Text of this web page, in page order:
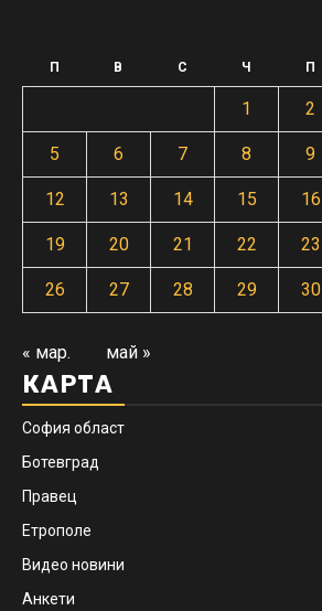
П В С Ч П
1 2
5 6 7 8 9
12 13 14 15 16
19 20 21 22 23
26 27 28 29 30
« мар. май »
КАРТА
София област
Ботевград
Правец
Етрополе
Видео новини
Анкети